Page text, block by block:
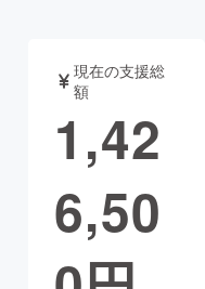
書籍・雑誌
チャレンジ
現在の支援総
額
1,42
6,50